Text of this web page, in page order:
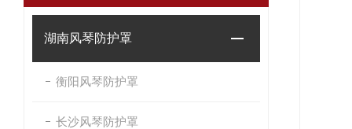
湖南风琴防护罩
衡阳风琴防护罩
长沙风琴防护罩